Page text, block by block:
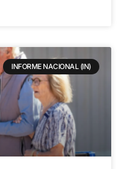
INFORME NACIONAL (IN)